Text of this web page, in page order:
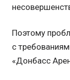
Поэтому
с
«Донбасс